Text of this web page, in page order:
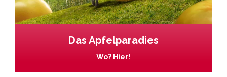
Das Apfelparadies
Wo? Hier!